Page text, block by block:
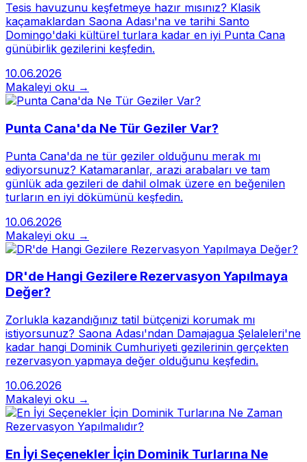
Tesis havuzunu keşfetmeye hazır mısınız? Klasik
kaçamaklardan Saona Adası'na ve tarihi Santo
Domingo'daki kültürel turlara kadar en iyi Punta Cana
günübirlik gezilerini keşfedin.
10.06.2026
Makaleyi oku →
Punta Cana'da Ne Tür Geziler Var?
Punta Cana'da ne tür geziler olduğunu merak mı
ediyorsunuz? Katamaranlar, arazi arabaları ve tam
günlük ada gezileri de dahil olmak üzere en beğenilen
turların en iyi dökümünü keşfedin.
10.06.2026
Makaleyi oku →
DR'de Hangi Gezilere Rezervasyon Yapılmaya
Değer?
Zorlukla kazandığınız tatil bütçenizi korumak mı
istiyorsunuz? Saona Adası'ndan Damajagua Şelaleleri'ne
kadar hangi Dominik Cumhuriyeti gezilerinin gerçekten
rezervasyon yapmaya değer olduğunu keşfedin.
10.06.2026
Makaleyi oku →
En İyi Seçenekler İçin Dominik Turlarına Ne